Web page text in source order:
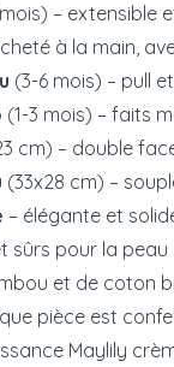
– extensible
à la main,
(3-6 mois) – pull
(1-3 mois) – faits
cm) – double
(33x28 cm) –
– élégante et
sûrs pour la peau
et de coton
pièce est
Maylily